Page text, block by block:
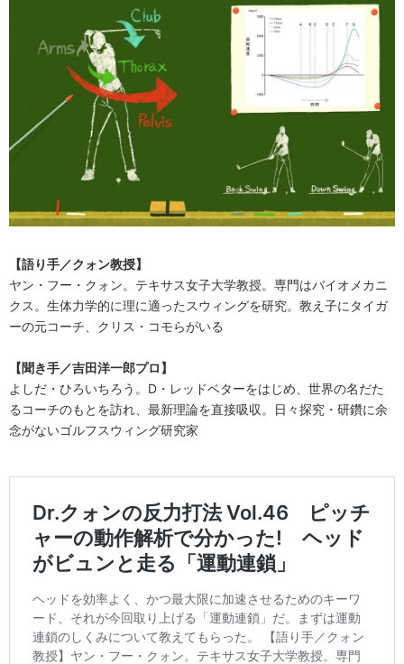
【語り手／クォン教授】
ヤン・フー・クォン。テキサス女子大学教授。専門はバイオメカニ
クス。生体力学的に理に適ったスウィングを研究。教え子にタイガ
ーの元コーチ、クリス・コモらがいる
【聞き手／吉田洋一郎プロ】
よしだ・ひろいちろう。D・レッドベターをはじめ、世界の名だた
るコーチのもとを訪れ、最新理論を直接吸収。日々探究・研鑽に余
念がないゴルフスウィング研究家